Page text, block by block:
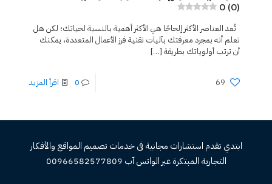
0 (0)
تُعد العناصر الأكثر إلحاحًا هي الأكثر أهمية بالنسبة لحياتك؛ لكن هل
تعلم أنه بمجرد معرفتك بآليات تقنية فرز الأعمال المتعددة، يمكنك
أن ترتب أولوياتك بطريقة […]
69
0 اقرأ المزيد
ابتدي تقدم استشارات مجانية فى خدمات تصميم المواقع والأفكار
التجارية المبتكرة عبر الواتس آب 00966582577809